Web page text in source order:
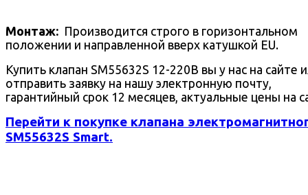
Монтаж: Производится строго в горизонтальном
положении и направленной вверх катушкой EU.
Купить клапан SM55632S 12-220В вы у нас на сайте
отправить заявку на нашу электронную почту,
гарантийный срок 12 месяцев, актуальные цены на
Перейти к покупке клапана
SM55632S Smart.